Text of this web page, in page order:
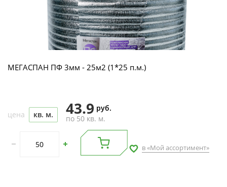
МЕГАСПАН ПФ 3мм - 25м2 (1*25 п.м.)
цена кв. м. 43.9 руб.
по 50 кв. м.
в «Мой ассортимент»